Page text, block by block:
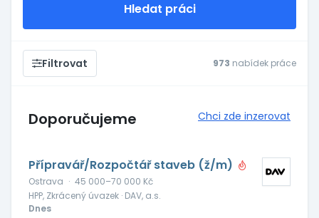
Hledat práci
Filtrovat 973 nabídek práce
Doporučujeme Chci zde inzerovat
Přípravář/Rozpočtář staveb (ž/m)
Ostrava · 45 000–70 000 Kč
HPP, Zkrácený úvazek · DAV, a.s.
Dnes